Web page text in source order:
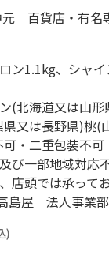
元 百貨店・有名
ン1.1kg、シャイ
(北海道又は山形
又は長野県)桃(
二重包装不可
び一部地域対
店頭では承って
島屋 法人事業部
)